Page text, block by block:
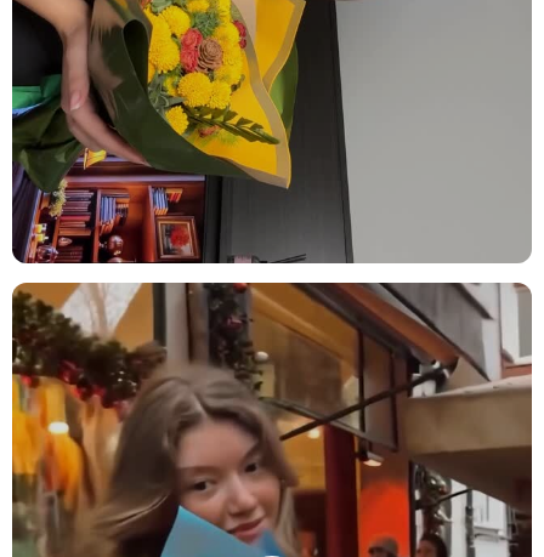
Öğretmenler Günü: Öğretmenlerinize olan minnettarlığınızı ifade
edebileceğiniz anlamlı ve zarif bir hediye. Protea enginar çiçeği ve
okaliptus, öğretmenlerinizin gününü özel kılar.
Yeni Yıl Kutlaması:Yeni yılın taze ve umut dolu ruhunu yansıtan
zarif bir hediye. Pembe çardak gül ve okaliptus, yeni yılın enerjisini
sevdiklerinize taşır.
Ürün İçeriği
Pembe Çardak Gül:Zarif pembe tonu ile aranjmanın renk paletine
neşe ve canlılık katarken, aşkı ve masumiyeti simgeler.
Beyaz Papatya:Saf ve zarif görünümüyle, aranjmanın sade ama
etkileyici çiçeğidir. Saflık ve huzurun simgesidir.
Protea Enginar Çiçeği:
Kendine has yapısı ve renkleriyle, aranjmana
dinamik bir hava katar. Gücü ve zarafeti bir arada sunar.
Areka (Kuru Bitki):Doğal ve rustik bir dokunuş sağlar, aranjmanın
doğal havasını güçlendirir.
Okaliptus:Taze ve ferahlatıcı dokusu ile aranjmana yenileyici bir
etki katar, doğal şıklığını tamamlar.
Kullanım Alanları ve Öneriler
Şık ve zarif çiçek aranjmanı, her mekâna modern bir dokunuş ve
doğal güzellik ekler. Hem dekorasyon hem de hediye olarak
kullanabileceğiniz çeşitli alanlar: